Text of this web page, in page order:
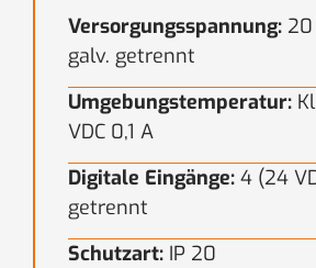
Versorgungsspannung: 20
galv. getrennt
Umgebungstemperatur:
VDC 0,1 A
Digitale Eingänge: 4 (24
getrennt
Schutzart: IP 20